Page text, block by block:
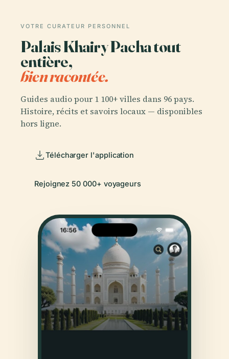
VOTRE CURATEUR PERSONNEL
Palais Khairy Pacha tout
entière,
bien racontée.
Guides audio pour 1 100+ villes dans 96 pays.
Histoire, récits et savoirs locaux — disponibles
hors ligne.
Télécharger l'application
Rejoignez 50 000+ voyageurs